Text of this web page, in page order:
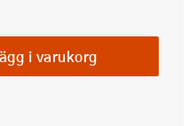
i varukorg